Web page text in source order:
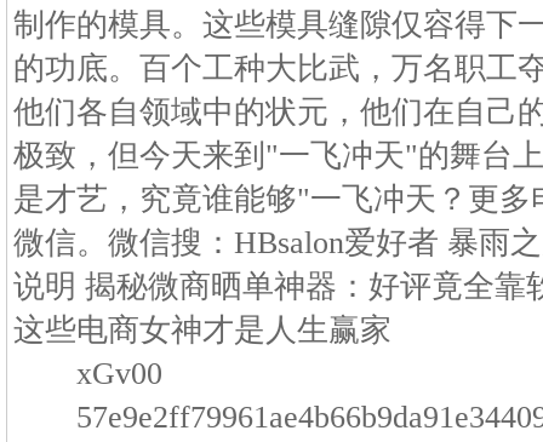
制作的模具。这些模具缝隙仅容得下
的功底。百个工种大比武，万名职工
他们各自领域中的状元，他们在自己
极致，但今天来到"一飞冲天"的舞台
是才艺，究竟谁能够"一飞冲天？更
微信。微信搜：HBsalon爱好者 暴雨
说明 揭秘微商晒单神器：好评竟全靠
这些电商女神才是人生赢家
xGv00